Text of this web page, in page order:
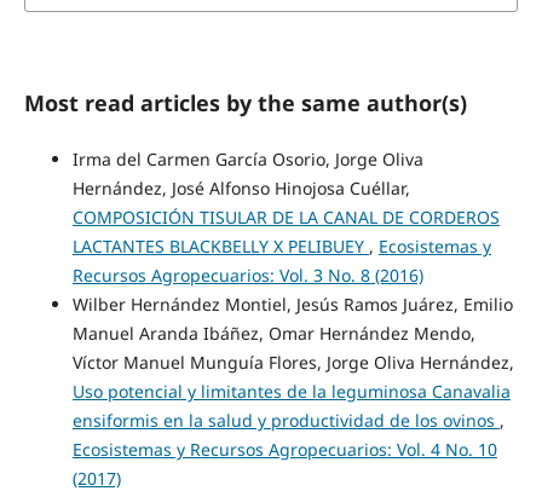
Most read articles by the same author(s)
Irma del Carmen García Osorio, Jorge Oliva
Hernández, José Alfonso Hinojosa Cuéllar,
COMPOSICIÓN TISULAR DE LA CANAL DE CORDEROS
LACTANTES BLACKBELLY X PELIBUEY , Ecosistemas y
Recursos Agropecuarios: Vol. 3 No. 8 (2016)
Wilber Hernández Montiel, Jesús Ramos Juárez, Emilio
Manuel Aranda Ibáñez, Omar Hernández Mendo,
Víctor Manuel Munguía Flores, Jorge Oliva Hernández,
Uso potencial y limitantes de la leguminosa Canavalia
ensiformis en la salud y productividad de los ovinos ,
Ecosistemas y Recursos Agropecuarios: Vol. 4 No. 10
(2017)